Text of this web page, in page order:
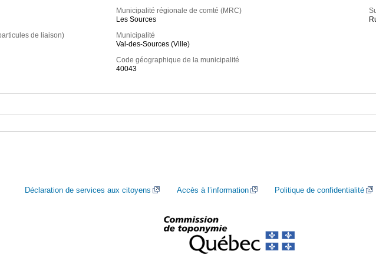
de liaison)
Municipalité régionale de comté (MRC)
Les Sources
Municipalité
Val-des-Sources (Ville)
Code géographique de la municipalité
40043
Déclaration de services aux citoyens Accès à l’information Politique de confidentialité